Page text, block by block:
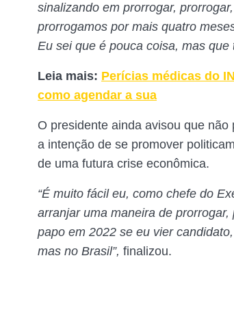
sinalizando em prorrogar,
prorrogamos por mais quatro
Eu sei que é pouca coisa, mas que
Leia mais: Perícias médicas do
como agendar a sua
O presidente ainda avisou que
a intenção de se promover
de uma futura crise econômica.
“É muito fácil eu, como chefe do
arranjar uma maneira de
papo em 2022 se eu vier
mas no Brasil”, finalizou.